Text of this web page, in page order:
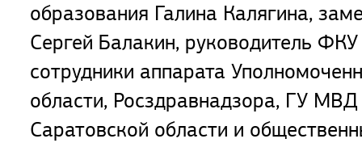
образования Галина Калягина,
Сергей Балакин, руководитель
сотрудники аппарата
области, Росздравнадзора, ГУ
Саратовской области и